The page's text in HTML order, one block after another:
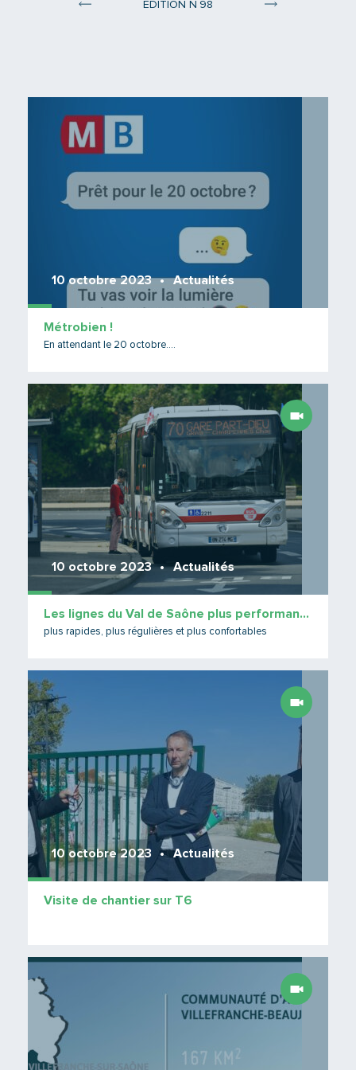
ÉDITION N 98
10 octobre 2023 Actualités
Métrobien !
En attendant le 20 octobre....
10 octobre 2023 Actualités
Les lignes du Val de Saône plus performantes
plus rapides, plus régulières et plus confortables
10 octobre 2023 Actualités
Visite de chantier sur T6